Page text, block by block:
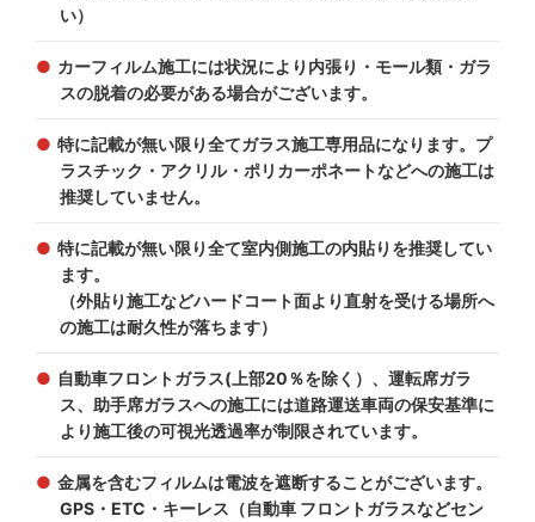
い）
カーフィルム施工には状況により内張り・モール類・ガラ
スの脱着の必要がある場合がございます。
特に記載が無い限り全てガラス施工専用品になります。プ
ラスチック・アクリル・ポリカーポネートなどへの施工は
推奨していません。
特に記載が無い限り全て室内側施工の内貼りを推奨してい
ます。
（外貼り施工などハードコート面より直射を受ける場所へ
の施工は耐久性が落ちます）
自動車フロントガラス(上部20％を除く）、運転席ガラ
ス、助手席ガラスへの施工には道路運送車両の保安基準に
より施工後の可視光透過率が制限されています。
金属を含むフィルムは電波を遮断することがございます。
GPS・ETC・キーレス（自動車 フロントガラスなどセン